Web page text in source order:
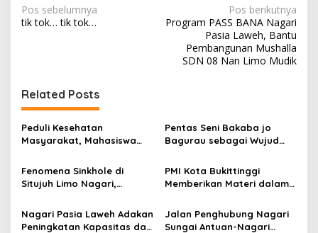
N
a
g
a
s
i
p
o
s
Pos sebelumnya
tik tok… tik tok…
Pos berikutnya
Program PASS BANA Nagari
Pasia Laweh, Bantu
Pembangunan Mushalla
SDN 08 Nan Limo Mudik
Related Posts
Peduli Kesehatan
Masyarakat, Mahasiswa
Adakan Medical Check Up
di Suayan
Pentas Seni Bakaba jo
Bagurau sebagai Wujud
Nagari Batu Hampar
Fenomena Sinkhole di
Situjuh Limo Nagari,
Lapangan
PMI Kota Bukittinggi
Memberikan Materi dalam
Pengukuhan Anggota Baru
PMR MTsN 7 Agam
Nagari Pasia Laweh Adakan
Peningkatan Kapasitas dan
Jalan Penghubung Nagari
Sungai Antuan-Nagari